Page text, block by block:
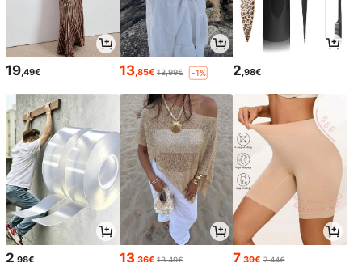
19,49€ 13,85€ 13,99€ -1% 2,98€
2 13 13,49€ 7 7,44€